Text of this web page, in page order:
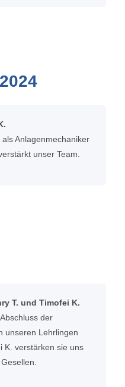
Anlagenmechaniker
unser Team.
T. und Timofei K.
der
unseren Lehrlingen
K. verstärken sie uns